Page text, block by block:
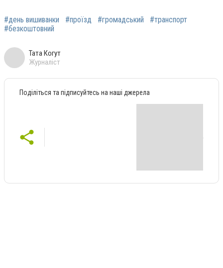
#день вишиванки #проїзд #громадський
#транспорт
#безкоштовний
Тата Когут
Журналіст
Поділіться та підписуйтесь на наші джерела